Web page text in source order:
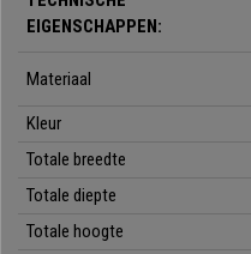
Ruim werkoppervlak
•Dubbele opbergruimte
• Stevige eikenhouten poten
EIGENSCHAPPEN:
Materiaal
Kleur
Totale breedte
Totale diepte
Totale hoogte